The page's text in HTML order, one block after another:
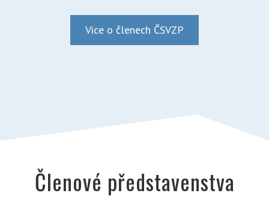
Více o členech ČSVZP
Členové představenstva